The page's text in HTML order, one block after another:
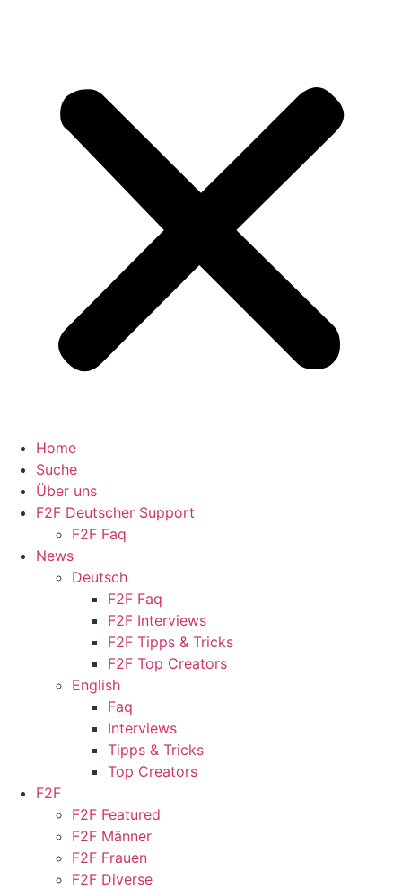
Home
Suche
Über uns
F2F Deutscher Support
F2F Faq
News
Deutsch
F2F Faq
F2F Interviews
F2F Tipps & Tricks
F2F Top Creators
English
Faq
Interviews
Tipps & Tricks
Top Creators
F2F
F2F Featured
F2F Männer
F2F Frauen
F2F Diverse